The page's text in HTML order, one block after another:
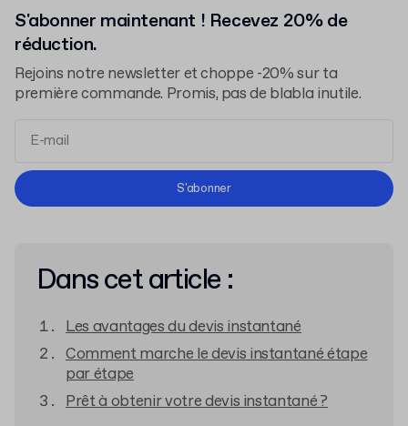
S'abonner maintenant ! Recevez 20% de
réduction.
Rejoins notre newsletter et choppe -20% sur ta
première commande. Promis, pas de blabla inutile.
Conditions d'Utilisation
S'abonner
Dans cet article :
Les avantages du devis instantané
Comment marche le devis instantané étape
par étape
Prêt à obtenir votre devis instantané ?